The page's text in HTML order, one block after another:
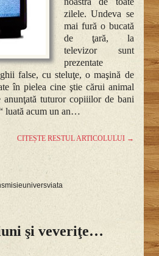
zilele. Undeva se
mai fură o bucată
de ţară, la
televizor sunt
prezentate
false, cu steluţe, o maşină de
în pielea cine ştie cărui animal
anunţată tuturor copiiilor de bani
luată acum un an…
CITEȘTE RESTUL ARTICOLULUI →
universviata
şi veveriţe…